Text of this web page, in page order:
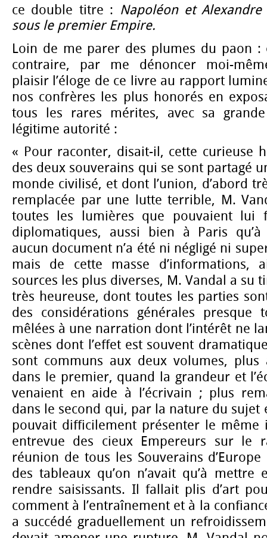
ce double titre : Napoléon et
sous le premier Empire.
Loin de me parer des plumes du paon :
contraire, par me dénoncer moi-
plaisir l’éloge de ce livre au rapport
nos confrères les plus honorés en
tous les rares mérites, avec sa
légitime autorité :
« Pour raconter, disait-il, cette curieuse
des deux souverains qui se sont partagé
monde civilisé, et dont l’union, d’abord
remplacée par une lutte terrible, M.
toutes les lumières que pouvaient lui
diplomatiques, aussi bien à Paris qu’à
aucun document n’a été ni négligé ni
mais de cette masse d’informations,
sources les plus diverses, M. Vandal a su
très heureuse, dont toutes les parties
des considérations générales presque
mêlées à une narration dont l’intérêt ne
scènes dont l’effet est souvent
sont communs aux deux volumes, plus
dans le premier, quand la grandeur et
venaient en aide à l’écrivain ; plus
dans le second qui, par la nature du sujet
pouvait difficilement présenter le même
entrevue des cieux Empereurs sur le
réunion de tous les Souverains
des tableaux qu’on n’avait qu’à
rendre saisissants. Il fallait plis d’art
comment à l’entraînement et à la
a succédé graduellement un